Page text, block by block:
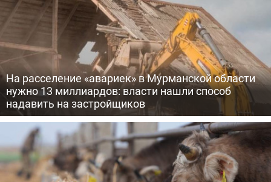
На расселение «авариек» в Мурманской области
нужно 13 миллиардов: власти нашли способ
надавить на застройщиков